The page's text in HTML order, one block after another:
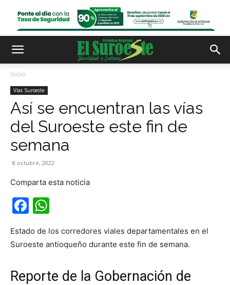
Inicio
Vías Suroeste
Así se encuentran las vías
del Suroeste este fin de
semana
8 octubre, 2022
Comparta esta noticia
Facebook
Estado de los corredores viales departamentales en el
Suroeste antioqueño durante este fin de semana.
Reporte de la Gobernación de